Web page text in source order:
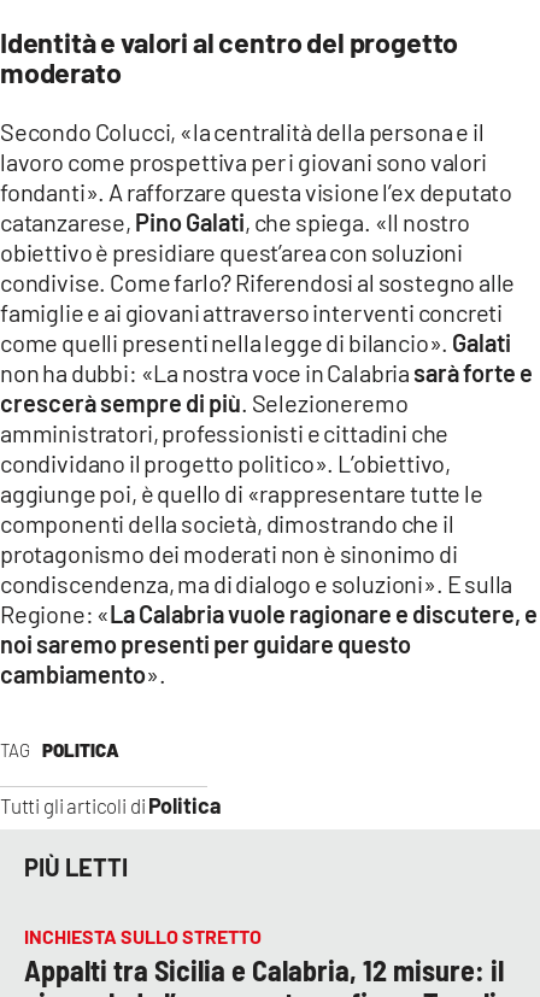
TAG POLITICA
Tutti gli articoli di Politica
Identità e valori al centro del progetto
moderato
Secondo Colucci, «la centralità della persona e il
lavoro come prospettiva per i giovani sono valori
fondanti». A rafforzare questa visione l’ex deputato
catanzarese, Pino Galati, che spiega. «Il nostro
obiettivo è presidiare quest’area con soluzioni
condivise. Come farlo? Riferendosi al sostegno alle
famiglie e ai giovani attraverso interventi concreti
come quelli presenti nella legge di bilancio». Galati
non ha dubbi: «La nostra voce in Calabria sarà forte e
crescerà sempre di più . Selezioneremo
amministratori, professionisti e cittadini che
condividano il progetto politico». L’obiettivo,
aggiunge poi, è quello di «rappresentare tutte le
componenti della società, dimostrando che il
protagonismo dei moderati non è sinonimo di
condiscendenza, ma di dialogo e soluzioni». E sulla
Regione: «La Calabria vuole ragionare e discutere, e
noi saremo presenti per guidare questo
cambiamento».
PIÙ LETTI
INCHIESTA SULLO STRETTO
Appalti tra Sicilia e Calabria, 12 misure: il